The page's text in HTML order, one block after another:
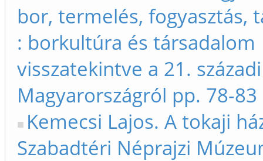
bor, termelés, fogyasztás,
: borkultúra és társadalom
visszatekintve a 21. századi
Magyarországról pp. 78-83
Kemecsi Lajos. A tokaji
Szabadtéri Néprajzi